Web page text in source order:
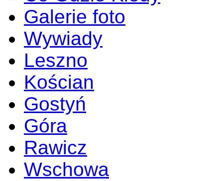
Galerie foto
Wywiady
Leszno
Kościan
Gostyń
Góra
Rawicz
Wschowa